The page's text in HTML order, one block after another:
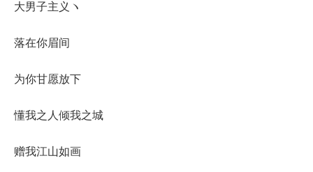
大男子主义ヽ
落在你眉间
为你甘愿放下
懂我之人倾我之城
赠我江山如画